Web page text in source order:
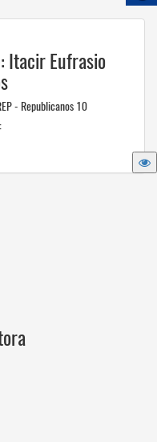
Itacir Eufrasio
- Republicanos 10